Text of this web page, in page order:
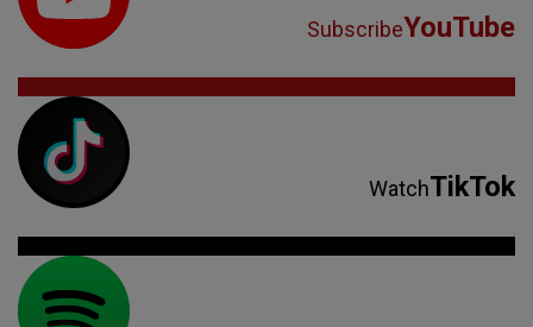
SubscribeYouTube
WatchTikTok